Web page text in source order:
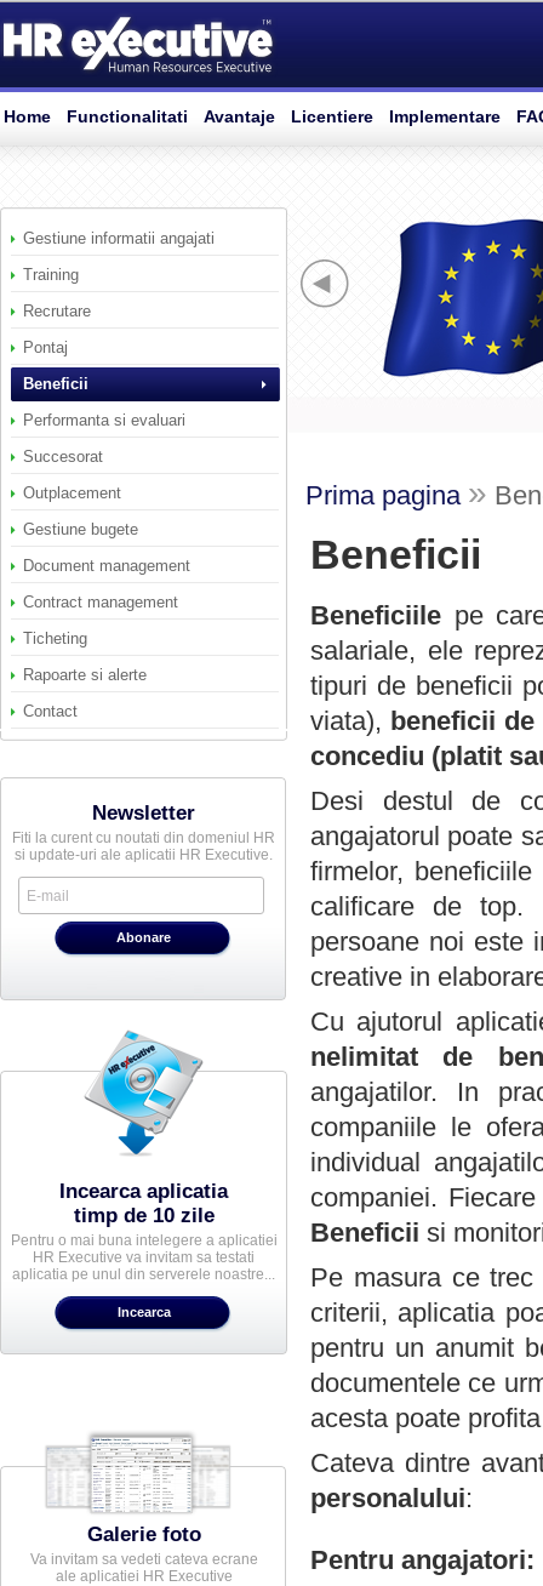
Home Functionalitati Avantaje Licentiere Implementare
Gestiune informatii angajati
Training
Recrutare
Pontaj
Beneficii
Performanta si evaluari
Succesorat
Outplacement
Gestiune bugete
Document management
Contract management
Ticheting
Rapoarte si alerte
Contact
Newsletter
Fiti la curent cu noutati din domeniul HR
si update-uri ale aplicatii HR Executive.
Incearca aplicatia
timp de 10 zile
Pentru o mai buna intelegere a aplicatiei
HR Executive va invitam sa testati
aplicatia pe unul din serverele noastre...
Galerie foto
Va invitam sa vedeti cateva ecrane
ale aplicatiei HR Executive
Prima pagina »
Beneficii
Beneficiile pe
salariale, ele
tipuri de beneficii
viata), beneficii
concediu (platit
Desi destul de
angajatorul poate
firmelor,
calificare de top.
persoane noi este
creative in
Cu ajutorul
nelimitat de
angajatilor. In
companiile le
individual
companiei.
Beneficii si
Pe masura ce
criterii, aplicatia
pentru un anumit
documentele ce
acesta poate
Cateva dintre
personalului:
Pentru angajatori: